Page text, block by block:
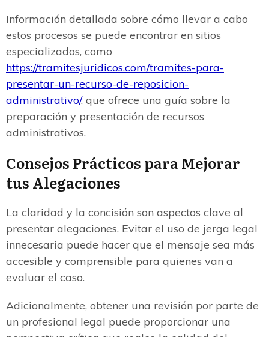
Información detallada sobre cómo llevar a cabo
estos procesos se puede encontrar en sitios
especializados, como
https://tramitesjuridicos.com/tramites-para-
presentar-un-recurso-de-reposicion-
administrativo/, que ofrece una guía sobre la
preparación y presentación de recursos
administrativos.
Consejos Prácticos para Mejorar
tus Alegaciones
La claridad y la concisión son aspectos clave al
presentar alegaciones. Evitar el uso de jerga legal
innecesaria puede hacer que el mensaje sea más
accesible y comprensible para quienes van a
evaluar el caso.
Adicionalmente, obtener una revisión por parte de
un profesional legal puede proporcionar una